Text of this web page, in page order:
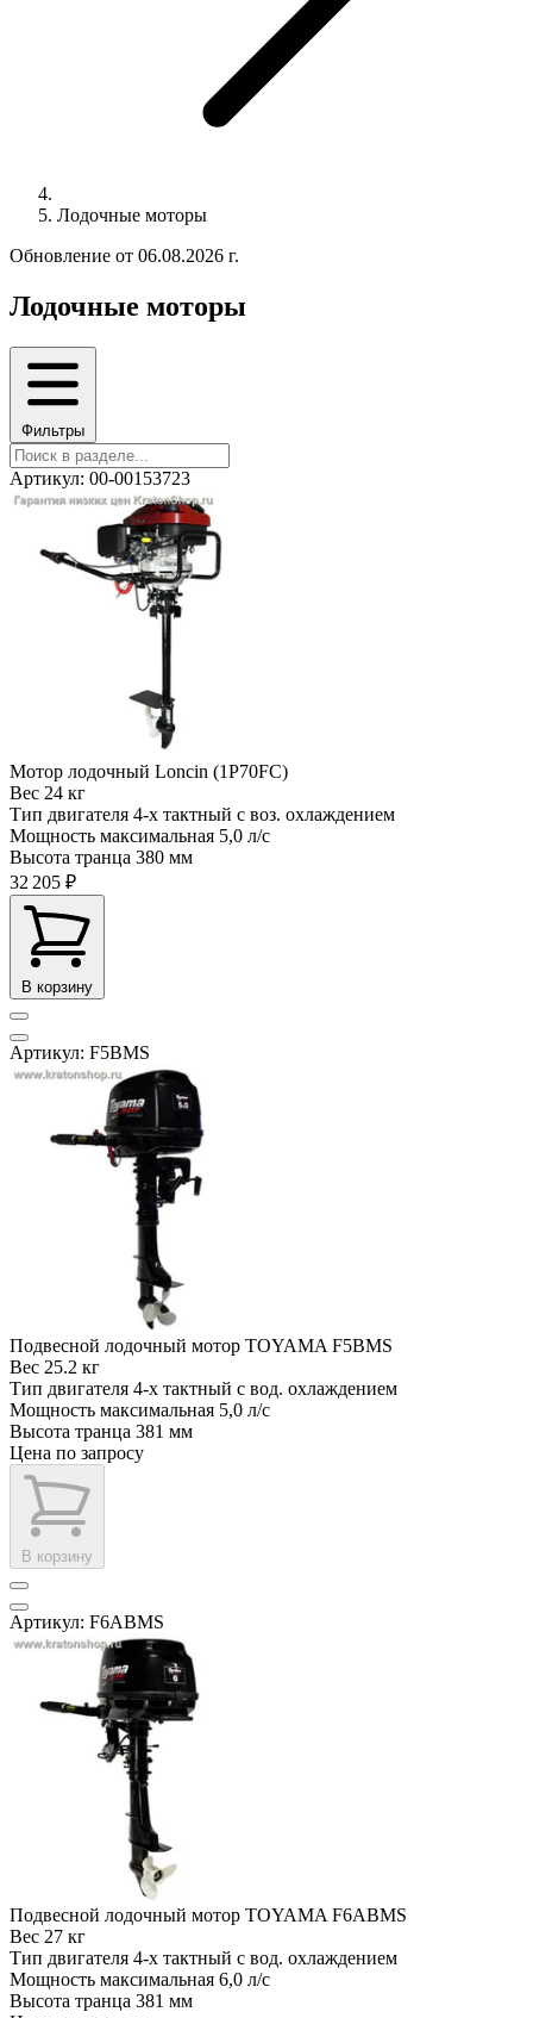
Лодочные моторы
Обновление от 06.08.2026 г.
Лодочные моторы
Фильтры
Артикул: 00-00153723
Мотор лодочный Loncin (1P70FC)
Вес 24 кг
Тип двигателя 4-х тактный с воз. охлаждением
Мощность максимальная 5,0 л/с
Высота транца 380 мм
32 205 ₽
В корзину
Артикул: F5BMS
Подвесной лодочный мотор TOYAMA F5BMS
Вес 25.2 кг
Тип двигателя 4-х тактный с вод. охлаждением
Мощность максимальная 5,0 л/с
Высота транца 381 мм
Цена по запросу
В корзину
Артикул: F6ABMS
Подвесной лодочный мотор TOYAMA F6ABMS
Вес 27 кг
Тип двигателя 4-х тактный с вод. охлаждением
Мощность максимальная 6,0 л/с
Высота транца 381 мм